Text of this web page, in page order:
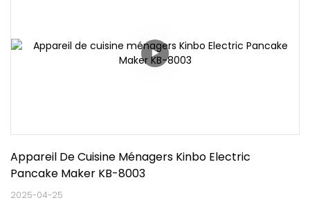
Appareil De Cuisine Ménagers Kinbo Electric
Pancake Maker KB-8003
2025-04-25